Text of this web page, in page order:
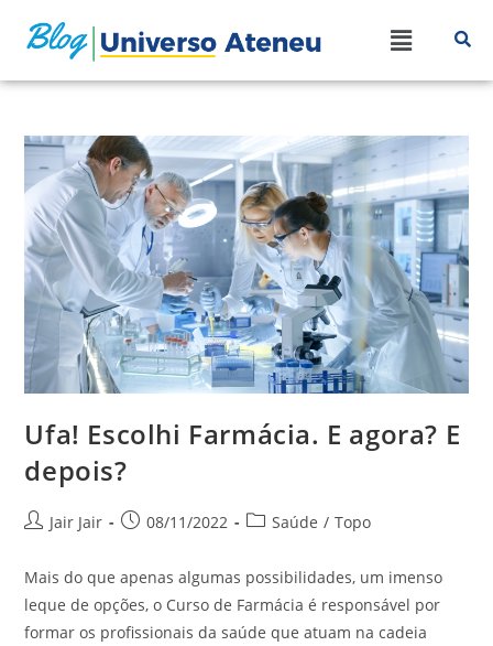
Ufa! Escolhi Farmácia. E agora? E
depois?
Jair Jair 08/11/2022 Saúde / Topo
Mais do que apenas algumas possibilidades, um imenso
leque de opções, o Curso de Farmácia é responsável por
formar os profissionais da saúde que atuam na cadeia